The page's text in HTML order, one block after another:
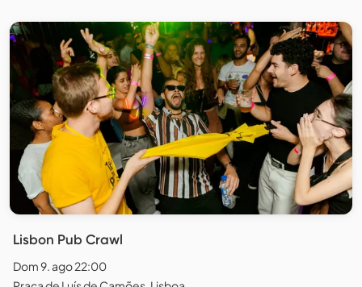
Lisbon Pub Crawl
Dom 9. ago 22:00